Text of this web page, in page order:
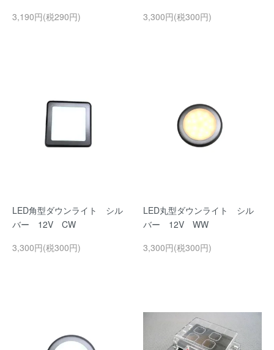
3,190円(税290円)
3,300円(税300円)
LED角型ダウンライト シル
バー 12V CW
3,300円(税300円)
LED丸型ダウンライト シル
バー 12V WW
3,300円(税300円)